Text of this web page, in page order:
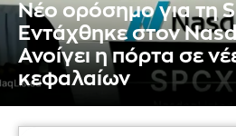
Νέο ορόσημο για τη
Εντάχθηκε στον
Ανοίγει η πόρτα σε
κεφαλαίων